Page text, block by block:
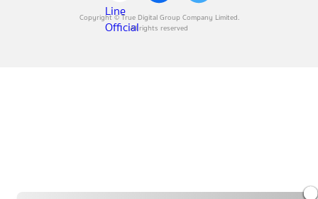
Copyright © True Digital Group Company Limited.
All rights reserved